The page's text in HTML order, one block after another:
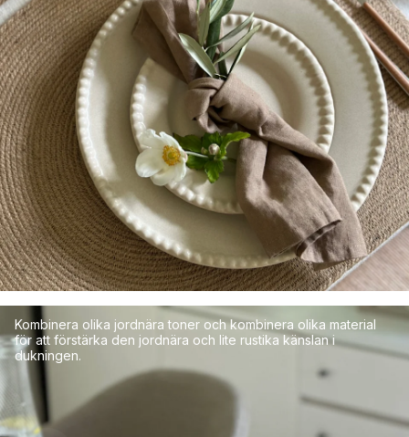
Kombinera olika jordnära toner och kombinera olika material
för att förstärka den jordnära och lite rustika känslan i
dukningen.